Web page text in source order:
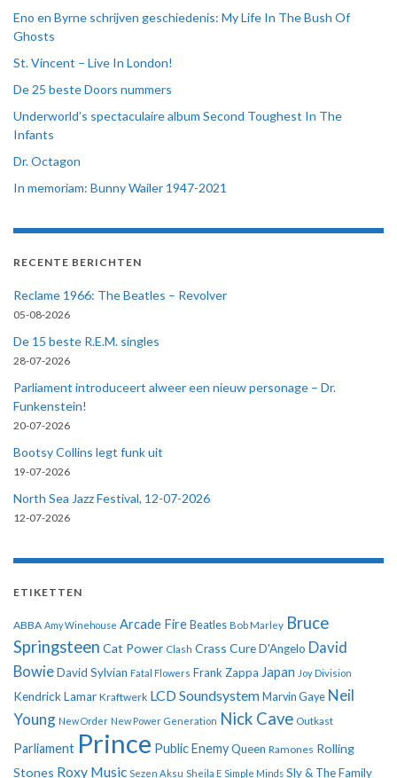
Eno en Byrne schrijven geschiedenis: My Life In The Bush Of
Ghosts
St. Vincent – Live In London!
De 25 beste Doors nummers
Underworld’s spectaculaire album Second Toughest In The
Infants
Dr. Octagon
In memoriam: Bunny Wailer 1947-2021
RECENTE BERICHTEN
Reclame 1966: The Beatles – Revolver
05-08-2026
De 15 beste R.E.M. singles
28-07-2026
Parliament introduceert alweer een nieuw personage – Dr.
Funkenstein!
20-07-2026
Bootsy Collins legt funk uit
19-07-2026
North Sea Jazz Festival, 12-07-2026
12-07-2026
ETIKETTEN
ABBA Amy Winehouse Arcade Fire Beatles Bob Marley Bruce
Springsteen Cat Power Clash Crass CureD'Angelo David
BowieDavid Sylvian Fatal Flowers Frank Zappa Japan Joy Division
Kendrick Lamar Kraftwerk LCD Soundsystem Marvin Gaye Neil
Young New Order New Power Generation Nick Cave Outkast
Parliament Prince Public EnemyQueen Ramones Rolling
Stones Roxy Music Sezen Aksu Sheila E Simple Minds Sly & The Family